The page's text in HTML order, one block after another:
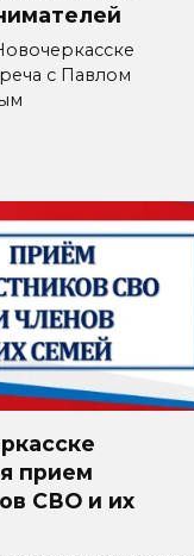
с Павлом
прием
СВО и их